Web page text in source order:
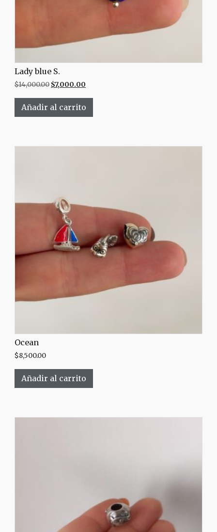
Lady blue S.
$14,000.00 $7,000.00
Añadir al carrito
Ocean
$8,500.00
Añadir al carrito